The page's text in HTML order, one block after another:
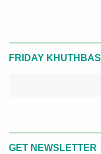
FRIDAY KHUTHBAS
GET NEWSLETTER